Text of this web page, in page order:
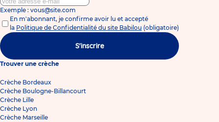
Exemple : vous@site.com
En m'abonnant, je confirme avoir lu et accepté
la Politique de Confidentialité du site Babilou (obligatoire)
S'inscrire
Trouver une crèche
Crèche Bordeaux
Crèche Boulogne-Billancourt
Crèche Lille
Crèche Lyon
Crèche Marseille